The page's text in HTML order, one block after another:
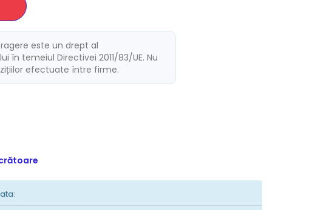
este un drept al
în temeiul Directivei 2011/83/UE. Nu
efectuate între firme.